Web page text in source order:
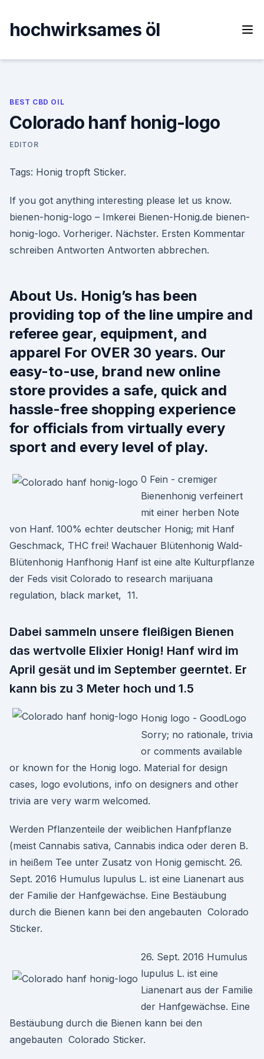
content
hochwirksames öl
BEST CBD OIL
Colorado hanf honig-logo
EDITOR
Tags: Honig tropft Sticker.
If you got anything interesting please let us know.
bienen-honig-logo – Imkerei Bienen-Honig.de bienen-
honig-logo. Vorheriger. Nächster. Ersten Kommentar
schreiben Antworten Antworten abbrechen.
About Us. Honig’s has been
providing top of the line umpire and
referee gear, equipment, and
apparel For OVER 30 years. Our
easy-to-use, brand new online
store provides a safe, quick and
hassle-free shopping experience
for officials from virtually every
sport and every level of play.
0 Fein - cremiger
Bienenhonig verfeinert
mit einer herben Note
von Hanf. 100% echter deutscher Honig; mit Hanf
Geschmack, THC frei! Wachauer Blütenhonig Wald-
Blütenhonig Hanfhonig Hanf ist eine alte Kulturpflanze
der Feds visit Colorado to research marijuana
regulation, black market, 11.
Dabei sammeln unsere fleißigen Bienen
das wertvolle Elixier Honig! Hanf wird im
April gesät und im September geerntet. Er
kann bis zu 3 Meter hoch und 1.5
Honig logo - GoodLogo
Sorry; no rationale, trivia
or comments available
or known for the Honig logo. Material for design
cases, logo evolutions, info on designers and other
trivia are very warm welcomed.
Werden Pflanzenteile der weiblichen Hanfpflanze
(meist Cannabis sativa, Cannabis indica oder deren B.
in heißem Tee unter Zusatz von Honig gemischt. 26.
Sept. 2016 Humulus lupulus L. ist eine Lianenart aus
der Familie der Hanfgewächse. Eine Bestäubung
durch die Bienen kann bei den angebauten Colorado
Sticker.
26. Sept. 2016 Humulus
lupulus L. ist eine
Lianenart aus der Familie
der Hanfgewächse. Eine
Bestäubung durch die Bienen kann bei den
angebauten Colorado Sticker.